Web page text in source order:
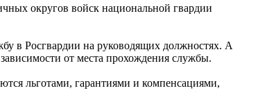
округов войск национальной гвардии
в Росгвардии на руководящих должностях. А
от места прохождения службы.
льготами, гарантиями и компенсациями,